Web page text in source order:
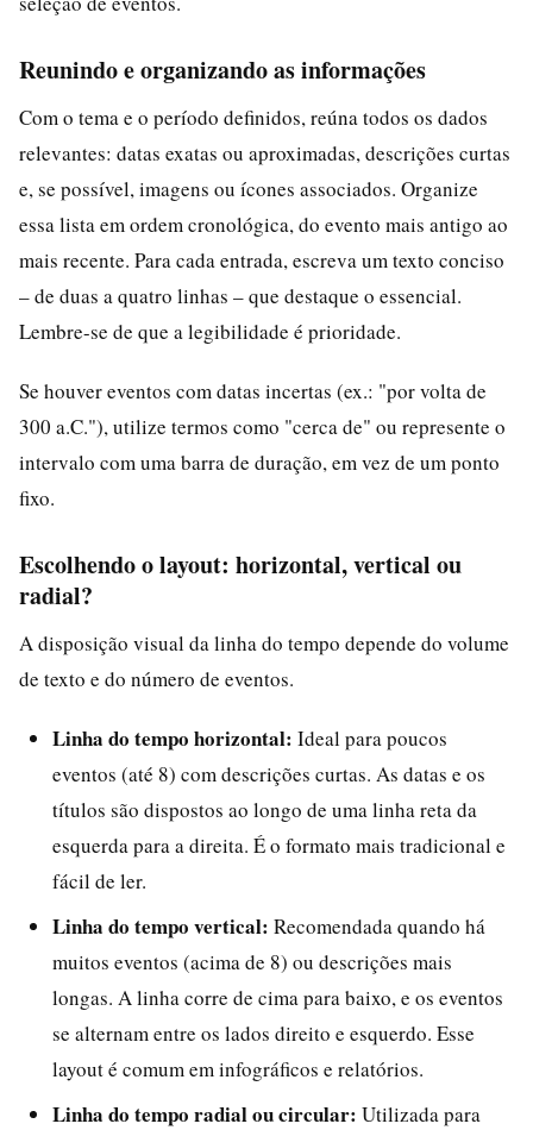
Reunindo e organizando as informações
Com o tema e o período definidos, reúna todos os dados
relevantes: datas exatas ou aproximadas, descrições curtas
e, se possível, imagens ou ícones associados. Organize
essa lista em ordem cronológica, do evento mais antigo ao
mais recente. Para cada entrada, escreva um texto conciso
– de duas a quatro linhas – que destaque o essencial.
Lembre-se de que a legibilidade é prioridade.
Se houver eventos com datas incertas (ex.: "por volta de
300 a.C."), utilize termos como "cerca de" ou represente o
intervalo com uma barra de duração, em vez de um ponto
fixo.
Escolhendo o layout: horizontal, vertical ou
radial?
A disposição visual da linha do tempo depende do volume
de texto e do número de eventos.
Linha do tempo horizontal: Ideal para poucos
eventos (até 8) com descrições curtas. As datas e os
títulos são dispostos ao longo de uma linha reta da
esquerda para a direita. É o formato mais tradicional e
fácil de ler.
Linha do tempo vertical: Recomendada quando há
muitos eventos (acima de 8) ou descrições mais
longas. A linha corre de cima para baixo, e os eventos
se alternam entre os lados direito e esquerdo. Esse
layout é comum em infográficos e relatórios.
Linha do tempo radial ou circular: Utilizada para